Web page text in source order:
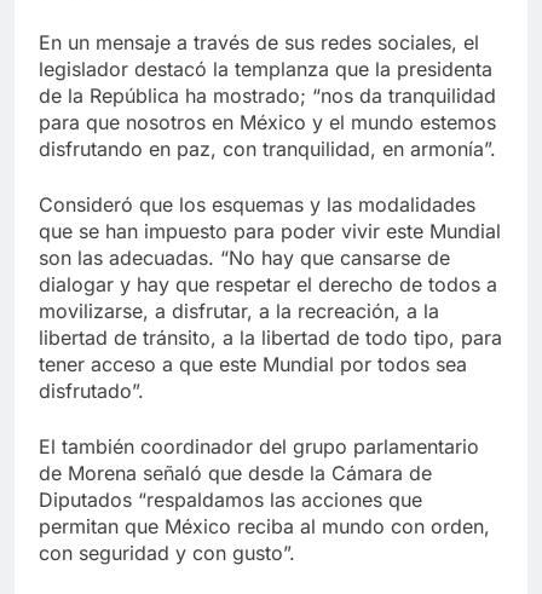
En un mensaje a través de sus redes sociales, el
legislador destacó la templanza que la presidenta
de la República ha mostrado; “nos da tranquilidad
para que nosotros en México y el mundo estemos
disfrutando en paz, con tranquilidad, en armonía”.
Consideró que los esquemas y las modalidades
que se han impuesto para poder vivir este Mundial
son las adecuadas. “No hay que cansarse de
dialogar y hay que respetar el derecho de todos a
movilizarse, a disfrutar, a la recreación, a la
libertad de tránsito, a la libertad de todo tipo, para
tener acceso a que este Mundial por todos sea
disfrutado”.
El también coordinador del grupo parlamentario
de Morena señaló que desde la Cámara de
Diputados “respaldamos las acciones que
permitan que México reciba al mundo con orden,
con seguridad y con gusto”.